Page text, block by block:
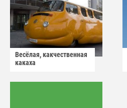
Весёлая, какчественная
какаха